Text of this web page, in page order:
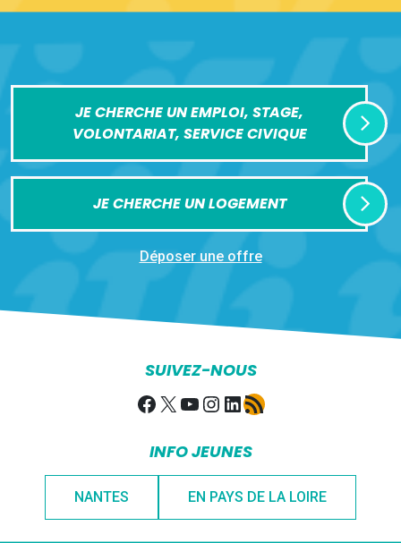
JE CHERCHE UN EMPLOI, STAGE,
VOLONTARIAT, SERVICE CIVIQUE
JE CHERCHE UN LOGEMENT
Déposer une offre
SUIVEZ-NOUS
Facebook
X YouTube
Instagram
LinkedIn
Flux RSS
INFO JEUNES
NANTES EN PAYS DE LA LOIRE